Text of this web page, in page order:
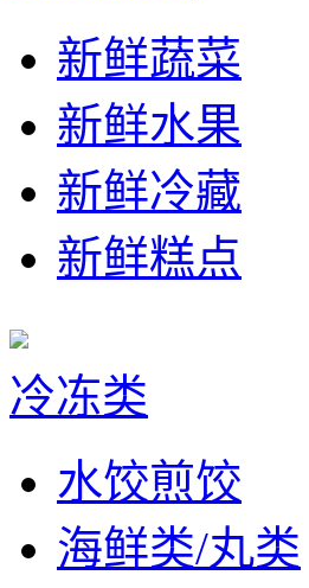
新鲜蔬菜
新鲜水果
新鲜冷藏
新鲜糕点
冷冻类
水饺煎饺
海鲜类/丸类